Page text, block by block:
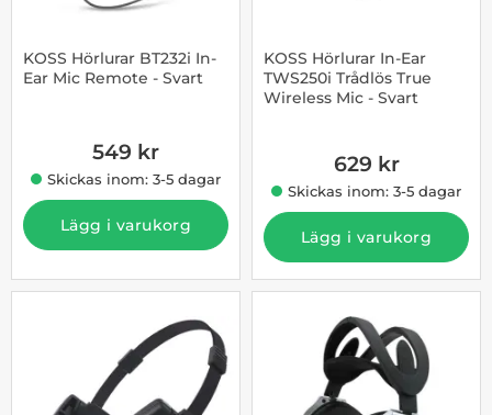
KOSS Hörlurar BT232i In-
Ear Mic Remote - Svart
549 kr
Skickas inom: 3-5 dagar
Lägg i varukorg
KOSS Hörlurar In-Ear
TWS250i Trådlös True
Wireless Mic - Svart
629 kr
Skickas inom: 3-5 dagar
Lägg i varukorg